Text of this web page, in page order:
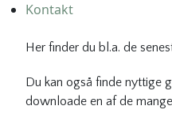
Kontakt
Her finder du bl.a. de
Du kan også finde nyttige
downloade en af de